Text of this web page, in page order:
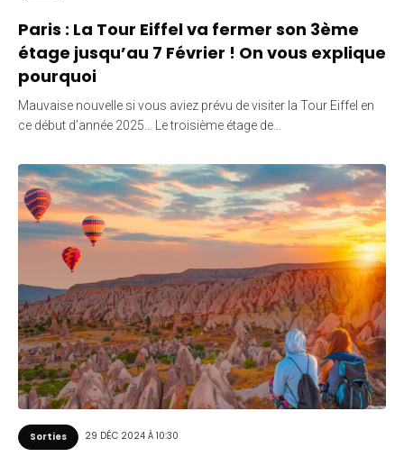
Paris : La Tour Eiffel va fermer son 3ème
étage jusqu’au 7 Février ! On vous explique
pourquoi
Mauvaise nouvelle si vous aviez prévu de visiter la Tour Eiffel en
ce début d’année 2025… Le troisième étage de…
Sorties 29 DÉC 2024 À 10:30